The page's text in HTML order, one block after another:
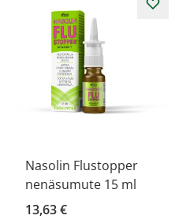
Nasolin Flustopper
nenäsumute 15 ml
13,63 €